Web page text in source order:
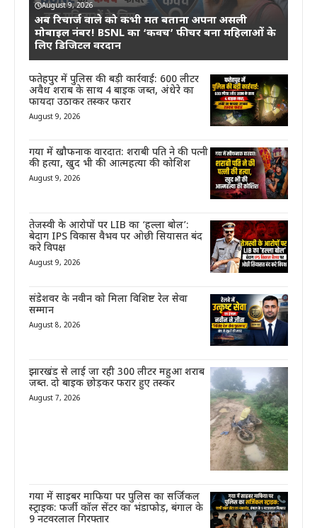
August 9, 2026
अब रिचार्ज वाले को कभी मत बताना अपना असली
मोबाइल नंबर! BSNL का ‘कवच’ फीचर बना महिलाओं के
लिए डिजिटल वरदान
फतेहपुर में पुलिस की बड़ी कार्रवाई: 600 लीटर
अवैध शराब के साथ 4 बाइक जब्त, अंधेरे का
फायदा उठाकर तस्कर फरार
August 9, 2026
गया में खौफनाक वारदात: शराबी पति ने की पत्नी
की हत्या, खुद भी की आत्महत्या की कोशिश
August 9, 2026
तेजस्वी के आरोपों पर LIB का ‘हल्ला बोल’:
बेदाग IPS विकास वैभव पर ओछी सियासत बंद
करे विपक्ष
August 9, 2026
संडेशवर के नवीन को मिला विशिष्ट रेल सेवा
सम्मान
August 8, 2026
झारखंड से लाई जा रही 300 लीटर महुआ शराब
जब्त. दो बाइक छोड़कर फरार हुए तस्कर
August 7, 2026
गया में साइबर माफिया पर पुलिस का सर्जिकल
स्ट्राइक: फर्जी कॉल सेंटर का भंडाफोड़, बंगाल के
9 नटवरलाल गिरफ्तार